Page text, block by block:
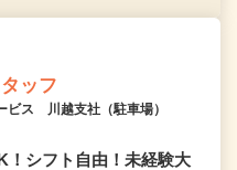
ッフ
ビス 川越支社（駐車場）
！シフト自由！未経験大